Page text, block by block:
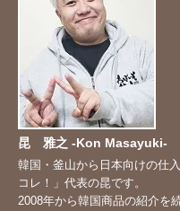
昆 雅之 -Kon Masayuki-
韓国・釜山から日本向けの仕
コレ！」代表の昆です。
2008年から韓国商品の紹介を